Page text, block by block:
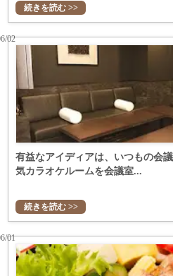
続きを読む >>
有益なアイディアは、いつもの会
気カラオケルームを会議室...
02
続きを読む >>
01